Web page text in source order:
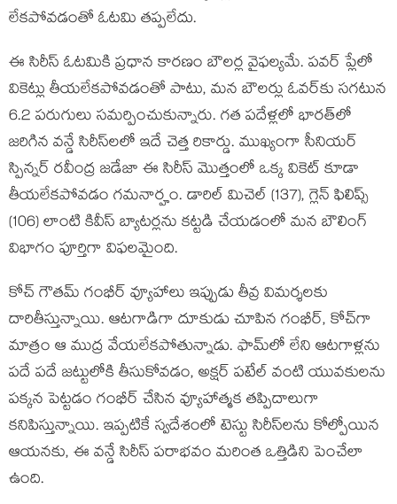
లేకపోవడంతో ఓటమి తప్పలేదు.
ఈ సిరీస్ ఓటమికి ప్రధాన కారణం బౌలర్ల వైఫల్యమే. పవర్ ప్లేలో
వికెట్లు తీయలేకపోవడంతో పాటు, మన బౌలర్లు ఓవర్‌కు సగటున
6.2 పరుగులు సమర్పించుకున్నారు. గత పదేళ్లలో భారత్‌లో
జరిగిన వన్డే సిరీస్‌లలో ఇదే చెత్త రికార్డు. ముఖ్యంగా సీనియర్
స్పిన్నర్ రవీంద్ర జడేజా ఈ సిరీస్ మొత్తంలో ఒక్క వికెట్ కూడా
తీయలేకపోవడం గమనార్హం. డారిల్ మిచెల్ (137), గ్లెన్ ఫిలిప్స్
(106) లాంటి కివీస్ బ్యాటర్లను కట్టడి చేయడంలో మన బౌలింగ్
విభాగం పూర్తిగా విఫలమైంది.
కోచ్ గౌతమ్ గంభీర్ వ్యూహాలు ఇప్పుడు తీవ్ర విమర్శలకు
దారితీస్తున్నాయి. ఆటగాడిగా దూకుడు చూపిన గంభీర్, కోచ్‌గా
మాత్రం ఆ ముద్ర వేయలేకపోతున్నాడు. ఫామ్‌లో లేని ఆటగాళ్లను
పదే పదే జట్టులోకి తీసుకోవడం, అక్షర్ పటేల్ వంటి యువకులను
పక్కన పెట్టడం గంభీర్ చేసిన వ్యూహాత్మక తప్పిదాలుగా
కనిపిస్తున్నాయి. ఇప్పటికే స్వదేశంలో టెస్టు సిరీస్‌లను కోల్పోయిన
ఆయనకు, ఈ వన్డే సిరీస్ పరాభవం మరింత ఒత్తిడిని పెంచేలా
ఉంది.